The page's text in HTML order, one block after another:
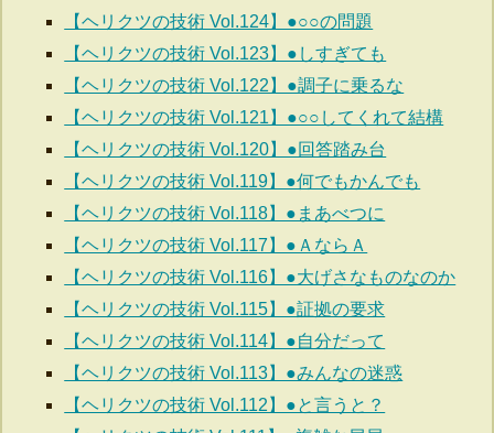
【ヘリクツの技術 Vol.124】●○○の問題
【ヘリクツの技術 Vol.123】●しすぎても
【ヘリクツの技術 Vol.122】●調子に乗るな
【ヘリクツの技術 Vol.121】●○○してくれて結構
【ヘリクツの技術 Vol.120】●回答踏み台
【ヘリクツの技術 Vol.119】●何でもかんでも
【ヘリクツの技術 Vol.118】●まあべつに
【ヘリクツの技術 Vol.117】●ＡならＡ
【ヘリクツの技術 Vol.116】●大げさなものなのか
【ヘリクツの技術 Vol.115】●証拠の要求
【ヘリクツの技術 Vol.114】●自分だって
【ヘリクツの技術 Vol.113】●みんなの迷惑
【ヘリクツの技術 Vol.112】●と言うと？